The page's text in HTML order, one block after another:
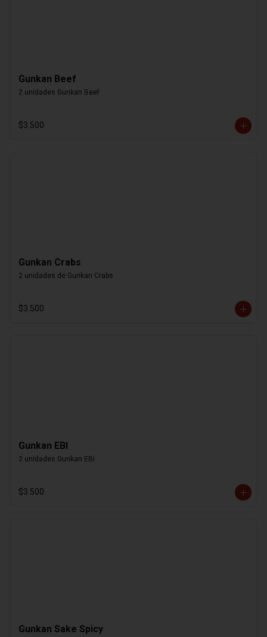
Gunkan Beef
2 unidades Gunkan Beef
$3.500
Gunkan Crabs
2 unidades de Gunkan Crabs
$3.500
Gunkan EBI
2 unidades Gunkan EBI
$3.500
Gunkan Sake Spicy